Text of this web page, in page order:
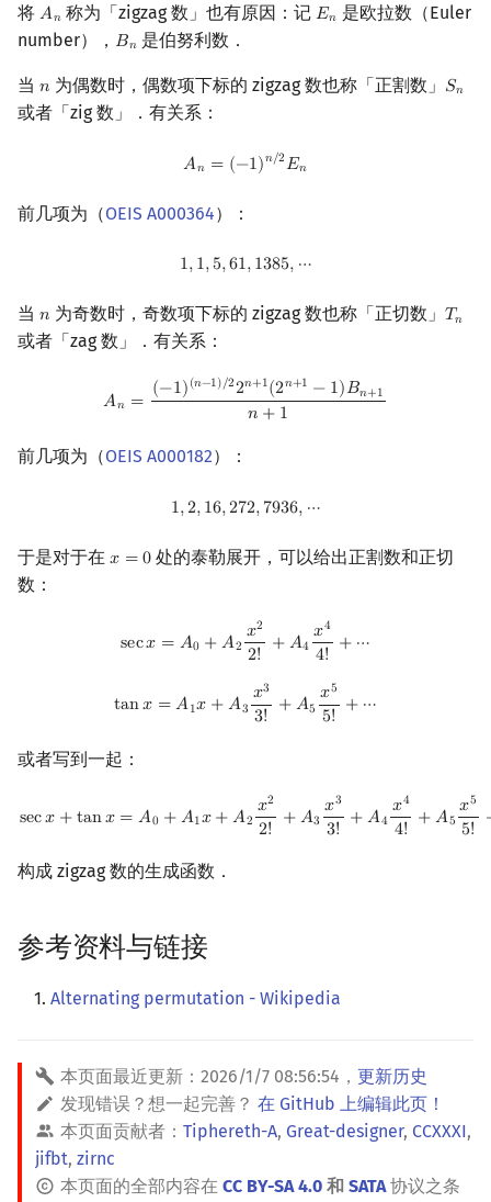
将 𝐴𝑛
An 称为「zigzag 数」也有原因：记𝐸𝑛
En 是欧拉数（Euler
number）， 𝐵𝑛
Bn 是伯努利数．
当 𝑛
n 为偶数时，偶数项下标的 zigzag 数也称「正割数」 𝑆𝑛
Sn
或者「zig 数」．有关系：
𝐴𝑛 = (−1)𝑛/2𝐸𝑛
n= −1)n/2E n
前几项为（OEIS A000364）：
1,1,5,61,1385, ⋯
1,1 5 61, 1385,⋯
当 𝑛
n 为奇数时，奇数项下标的 zigzag 数也称「正切数」 𝑇𝑛
Tn
或者「zag 数」．有关系：
𝐴𝑛 = (−1)(𝑛−1)/22𝑛+1(2𝑛+1 − 1)𝐵𝑛+1
𝑛 + 1
−1)(n−1)/22n+1(2n+1−1 )B n+1n+ 1
前几项为（OEIS A000182）：
1,2,16,272,7936, ⋯
,2 16 272,7936,⋯
于是对于在 𝑥 = 0
x=0
处的泰勒展开，可以给出正割数和正切
数：
sec𝑥 = 𝐴0 +𝐴2
𝑥2
2! +𝐴4
𝑥4
4! + ⋯
A 2 22! x 4!+
tan𝑥 = 𝐴1𝑥 +𝐴3
𝑥3
3! +𝐴5
𝑥5
5! + ⋯
A x 3!+ 5 !+⋯
或者写到一起：
sec𝑥 +tan𝑥 = 𝐴0 +𝐴1𝑥+𝐴2
𝑥2
2! +𝐴3
𝑥3
3! +𝐴4
𝑥4
4! +𝐴5
𝑥5
5!
0 + ! A3x A 4x4 A x55 ⋯
构成 zigzag 数的生成函数．
参考资料与链接
Alternating permutation - Wikipedia
本页面最近更新： 2026/1/7 08:56:54 ， 更新历史
发现错误？想一起完善？ 在 GitHub 上编辑此页！
本页面贡献者： Tiphereth-A, Great-designer, CCXXXI,
jifbt, zirnc
本页面的全部内容在 CC BY-SA 4.0 和 SATA协议之条